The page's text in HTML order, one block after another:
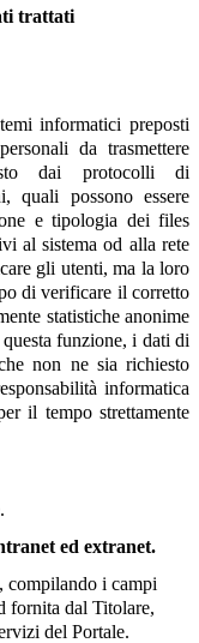
trattati
informatici preposti
da trasmettere
dai protocolli di
quali possono essere
e tipologia dei files
al sistema od alla rete
gli utenti, ma la loro
di verificare il corretto
statistiche anonime
funzione, i dati di
non ne sia richiesto
informatica
il tempo strettamente
ed extranet.
compilando i campi
fornita dal Titolare,
del Portale.